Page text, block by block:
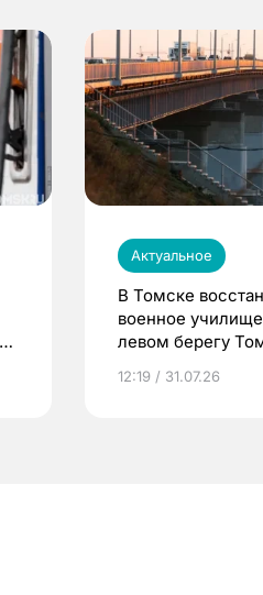
Актуальное
В Томске
военное
левом берегу
12:19 / 31.07.26